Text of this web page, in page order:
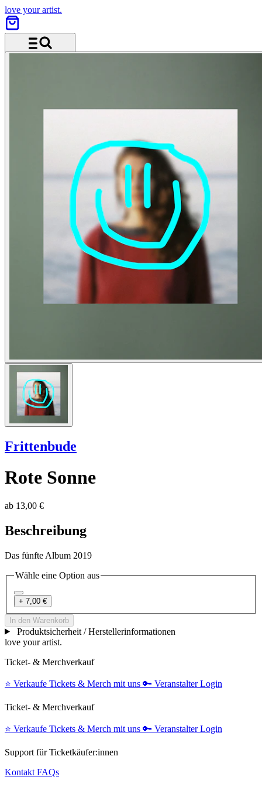
love your artist.
Frittenbude
Rote Sonne
ab 13,00 €
Beschreibung
Das fünfte Album 2019
Wähle eine Option aus
+ 7,00 €
In den Warenkorb
Produktsicherheit / Herstellerinformationen
love your artist.
Ticket- & Merchverkauf
⭐️ Verkaufe Tickets & Merch mit uns 🔑 Veranstalter Login
Ticket- & Merchverkauf
⭐️ Verkaufe Tickets & Merch mit uns 🔑 Veranstalter Login
Support für Ticketkäufer:innen
Kontakt FAQs